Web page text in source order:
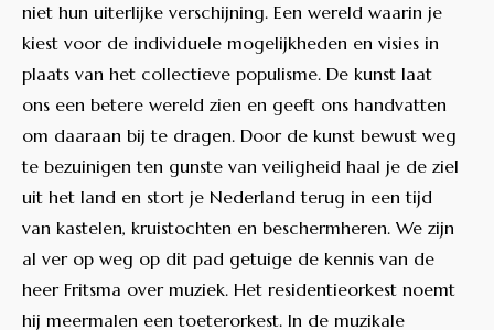
niet hun uiterlijke verschijning. Een wereld waarin je
kiest voor de individuele mogelijkheden en visies in
plaats van het collectieve populisme. De kunst laat
ons een betere wereld zien en geeft ons handvatten
om daaraan bij te dragen. Door de kunst bewust weg
te bezuinigen ten gunste van veiligheid haal je de ziel
uit het land en stort je Nederland terug in een tijd
van kastelen, kruistochten en beschermheren. We zijn
al ver op weg op dit pad getuige de kennis van de
heer Fritsma over muziek. Het residentieorkest noemt
hij meermalen een toeterorkest. In de muzikale